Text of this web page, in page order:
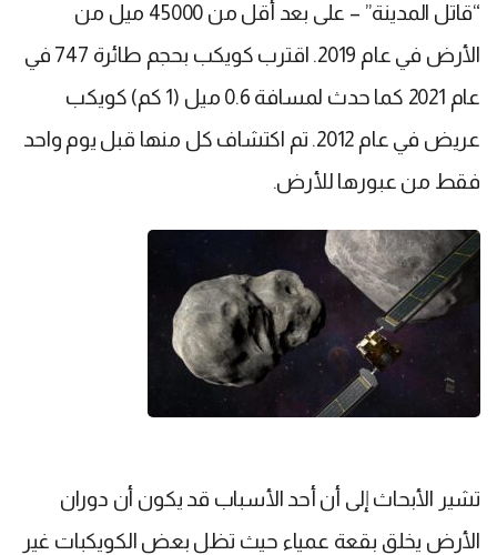
“قاتل المدينة” – على بعد أقل من 45000 ميل من
الأرض في عام 2019. اقترب كويكب بحجم طائرة 747 في
عام 2021 كما حدث لمسافة 0.6 ميل (1 كم) كويكب
عريض في عام 2012. تم اكتشاف كل منها قبل يوم واحد
فقط من عبورها للأرض.
تشير الأبحاث إلى أن أحد الأسباب قد يكون أن دوران
الأرض يخلق بقعة عمياء حيث تظل بعض الكويكبات غير